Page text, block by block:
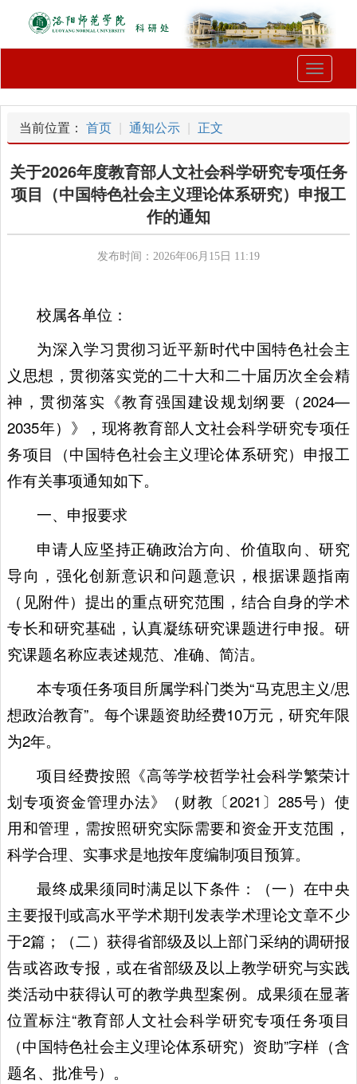
Toggle
当前位置： 首页 通知公示 正文
关于2026年度教育部人文社会科学研究专项任务
项目（中国特色社会主义理论体系研究）申报工
作的通知
发布时间：2026年06月15日 11:19
校属各单位：
为深入学习贯彻习近平新时代中国特色社会主
义思想，贯彻落实党的二十大和二十届历次全会精
神，贯彻落实《教育强国建设规划纲要（2024—
2035年）》，现将教育部人文社会科学研究专项任
务项目（中国特色社会主义理论体系研究）申报工
作有关事项通知如下。
一、申报要求
申请人应坚持正确政治方向、价值取向、研究
导向，强化创新意识和问题意识，根据课题指南
（见附件）提出的重点研究范围，结合自身的学术
专长和研究基础，认真凝练研究课题进行申报。研
究课题名称应表述规范、准确、简洁。
本专项任务项目所属学科门类为“马克思主义/思
想政治教育”。每个课题资助经费10万元，研究年限
为2年。
项目经费按照《高等学校哲学社会科学繁荣计
划专项资金管理办法》（财教〔2021〕285号）使
用和管理，需按照研究实际需要和资金开支范围，
科学合理、实事求是地按年度编制项目预算。
最终成果须同时满足以下条件：（一）在中央
主要报刊或高水平学术期刊发表学术理论文章不少
于2篇；（二）获得省部级及以上部门采纳的调研报
告或咨政专报，或在省部级及以上教学研究与实践
类活动中获得认可的教学典型案例。成果须在显著
位置标注“教育部人文社会科学研究专项任务项目
（中国特色社会主义理论体系研究）资助”字样（含
题名、批准号）。